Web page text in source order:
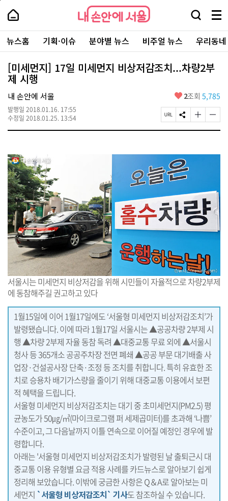
본
로
가
내
손
안
에
서
울
-
서
울
시
대
표
소
통
포
내
손
에
울
검
창
열
기
메
뉴
전
체
보
주
요
서
뉴스홈 기획·이슈 분야별 뉴스 비주얼 뉴스 우리동
[미세먼지] 17일 미세먼지 비상저감조치...차량2부
제 시행
내 손안에 서울
발행일 2018.01.16. 17:55
수정일 2018.01.25. 13:54
좋
요
2조회 5,785
페
이
R
L
복
사
S
N
유
하
기
글
자
크
기
글
자
작
하
기
서울시는 미세먼지 비상저감을 위해 시민들이 자율적으로 차량2부제
에 동참해주길 권고하고 있다
1월15일에 이어 1월17일에도 ‘서울형 미세먼지 비상저감조치’가
발령됐습니다. 이에 따라 1월17일 서울시는 ▲공공차량 2부제 시
행 ▲차량 2부제 자율 동참 독려 ▲대중교통 무료 외에 ▲서울시
청사 등 365개소 공공주차장 전면 폐쇄 ▲공공 부문 대기배출 사
업장·건설공사장 단축·조정 등 조치를 취합니다. 특히 유효한 조
치로 승용차 배기가스량을 줄이기 위해 대중교통 이용에서 보편
적 혜택을 드립니다.
서울형 미세먼지 비상저감조치는 대기 중 초미세먼지(PM2.5) 평
균농도가 50㎍/㎥(마이크로그램 퍼 세제곱미터)를 초과해 ‘나쁨’
수준이고, 그 다음날까지 이틀 연속으로 이어질 예정인 경우에 발
령합니다.
아래는 '서울형 미세먼지 비상저감조치가 발령된 날 출퇴근시 대
중교통 이용 유형별 요금 적용 사례를 카드뉴스로 알아보기 쉽게
정리해 보았습니다. 이밖에 궁금한 사항은 Q＆A로 알아보는 미
세먼지 `서울형 비상저감조치` 기사도 참조하실 수 있습니다.
페
상
단
로